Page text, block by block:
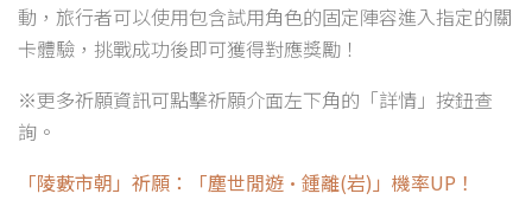
動，旅行者可以使用包含試用角色的固定陣容進入指定的關
卡體驗，挑戰成功後即可獲得對應獎勵！
※更多祈願資訊可點擊祈願介面左下角的「詳情」按鈕查
詢。
「陵藪市朝」祈願：「塵世閒遊·鍾離(岩)」機率UP！